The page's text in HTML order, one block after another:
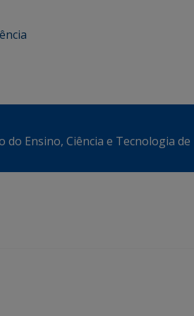
Ensino, Ciência e Tecnologia de